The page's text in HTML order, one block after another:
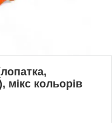
мікс кольорів